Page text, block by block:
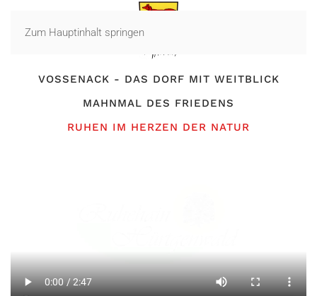
Zum Hauptinhalt springen
VOSSENACK - DAS DORF MIT WEITBLICK
MAHNMAL DES FRIEDENS
RUHEN IM HERZEN DER NATUR